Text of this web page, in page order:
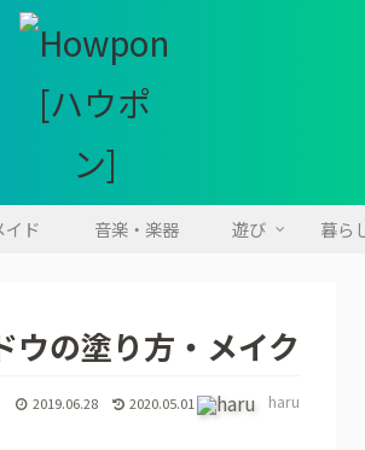
イド 音楽・楽器 遊び 暮ら
ウの塗り方・メイク
haru
2020.05.01
2019.06.28